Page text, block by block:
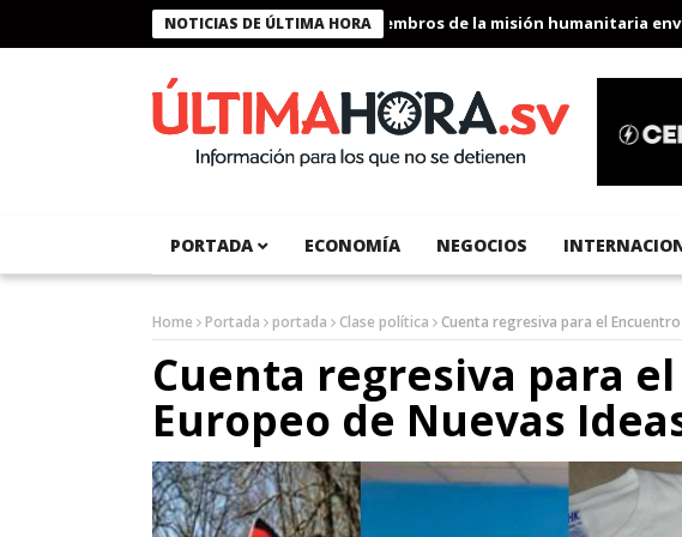
NOTICIAS DE ÚLTIMA HORA
Presidente Bukele condecora a miembros de la misión humanitaria enviada
PORTADA ECONOMÍA NEGOCIOS
Home Portada portada Clase política Cuenta regresiva para el
Cuenta regresiva para
Europeo de Nuevas